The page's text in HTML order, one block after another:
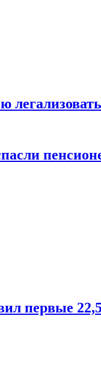
первые